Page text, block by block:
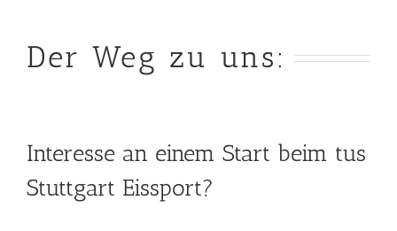
Der Weg zu uns:
Interesse an einem Start beim tus
Stuttgart Eissport?